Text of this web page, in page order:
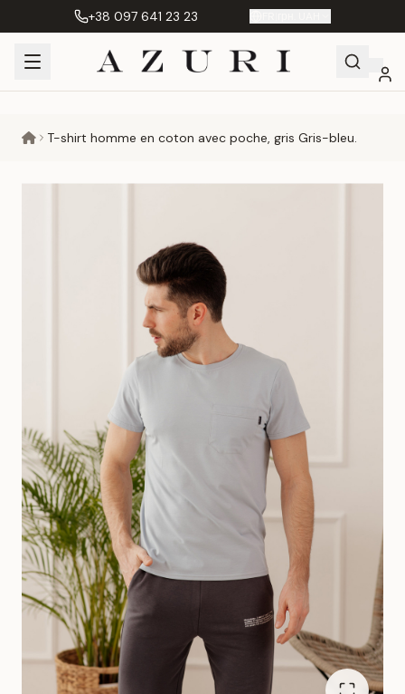
+38 097 641 23 23
Cart compte
T-shirt homme en coton avec poche, gris Gris-bleu.